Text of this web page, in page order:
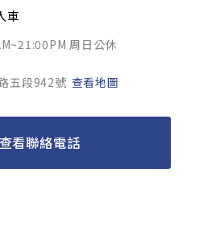
車
周日公休
五段942號 查看地圖
查看聯絡電話